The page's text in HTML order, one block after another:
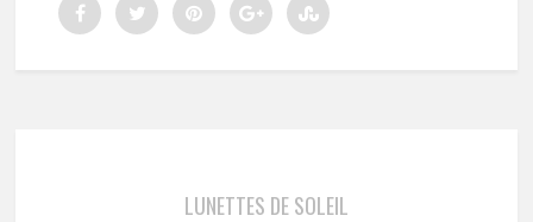
LUNETTES DE SOLEIL